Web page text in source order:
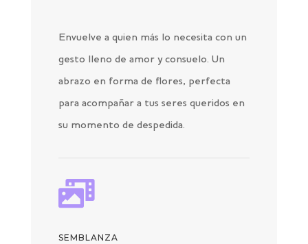
Envuelve a quien más lo necesita con un
gesto lleno de amor y consuelo. Un
abrazo en forma de flores, perfecta
para acompañar a tus seres queridos en
su momento de despedida.

SEMBLANZA